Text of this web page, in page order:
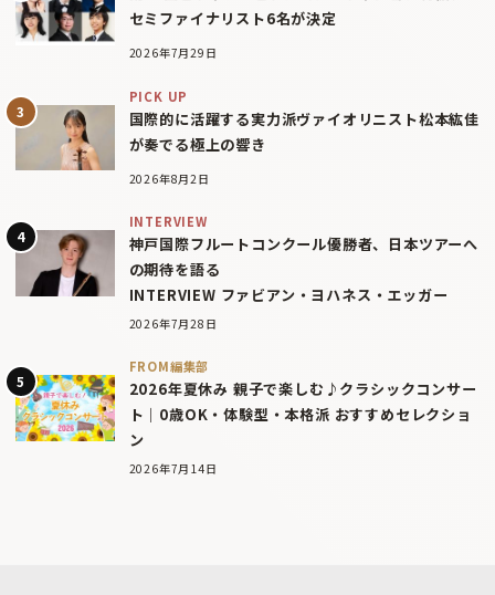
セミファイナリスト6名が決定
2026年7月29日
PICK UP
国際的に活躍する実力派ヴァイオリニスト松本紘佳
が奏でる極上の響き
2026年8月2日
INTERVIEW
神戸国際フルートコンクール優勝者、日本ツアーへ
の期待を語る
INTERVIEW ファビアン・ヨハネス・エッガー
2026年7月28日
FROM編集部
2026年夏休み 親子で楽しむ♪クラシックコンサー
ト｜0歳OK・体験型・本格派 おすすめセレクショ
ン
2026年7月14日